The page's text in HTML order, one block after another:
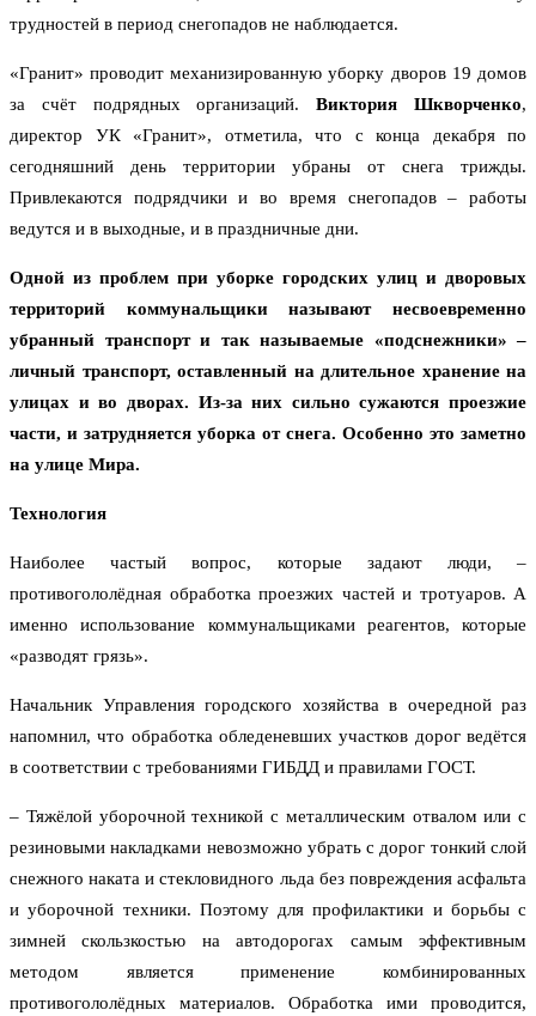
трудностей в период снегопадов не наблюдается.
«Гранит» проводит механизированную уборку дворов 19 домов
за счёт подрядных организаций.Виктория Шкворченко,
директор УК «Гранит», отметила, что с конца декабря по
сегодняшний день территории убраны от снега трижды.
Привлекаются подрядчики и во время снегопадов – работы
ведутся и в выходные, и в праздничные дни.
Одной из проблем при уборке городских улиц и дворовых
территорий коммунальщики называют несвоевременно
убранный транспорт и так называемые «подснежники» –
личный транспорт, оставленный на длительное хранение на
улицах и во дворах. Из-за них сильно сужаются проезжие
части, и затрудняется уборка от снега. Особенно это заметно
на улице Мира.
Технология
Наиболее частый вопрос, которые задают люди, –
противогололёдная обработка проезжих частей и тротуаров. А
именно использование коммунальщиками реагентов, которые
«разводят грязь».
Начальник Управления городского хозяйства в очередной раз
напомнил, что обработка обледеневших участков дорог ведётся
в соответствии с требованиями ГИБДД и правилами ГОСТ.
– Тяжёлой уборочной техникой с металлическим отвалом или с
резиновыми накладками невозможно убрать с дорог тонкий слой
снежного наката и стекловидного льда без повреждения асфальта
и уборочной техники. Поэтому для профилактики и борьбы с
зимней скользкостью на автодорогах самым эффективным
методом является применение комбинированных
противогололёдных материалов. Обработка ими проводится,